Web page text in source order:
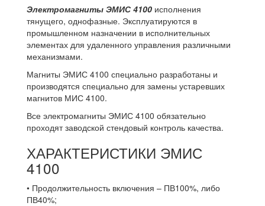
Электромагниты ЭМИС 4100 исполнения
тянущего, однофазные. Эксплуатируются в
промышленном назначении в исполнительных
элементах для удаленного управления различными
механизмами.
Магниты ЭМИС 4100 специально разработаны и
производятся специально для замены устаревших
магнитов МИС 4100.
Все электромагниты ЭМИС 4100 обязательно
проходят заводской стендовый контроль качества.
ХАРАКТЕРИСТИКИ ЭМИС
4100
• Продолжительность включения – ПВ100%, либо
ПВ40%;